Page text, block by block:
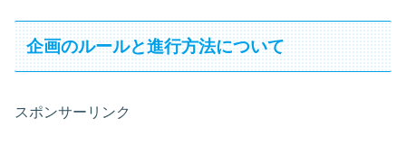
企画のルールと進行方法について
スポンサーリンク